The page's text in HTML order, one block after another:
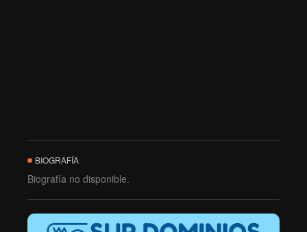
BIOGRAFÍA
Biografía no disponible.